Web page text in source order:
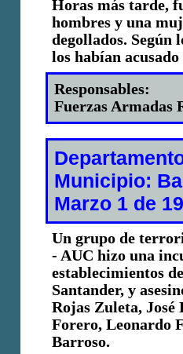
Horas más tarde,
hombres y una
degollados. Según
los habían
Responsables:
Fuerzas Armadas
Municipio:
Marzo 1 de
Un grupo de
- AUC hizo una
establecimientos
Santander, y
Rojas Zuleta,
Forero, Leonardo
Barroso.